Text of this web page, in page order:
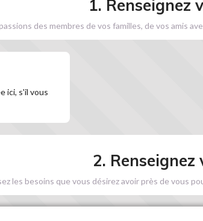
1. Renseignez
des membres de vos familles, de vos amis
ici, s'il vous
2. Renseignez
les besoins que vous désirez avoir près de vous